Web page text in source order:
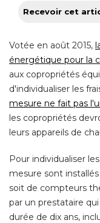
Recevoir cet
Votée en août 2015,
énergétique pour la
aux copropriétés
d'individualiser les
mesure ne fait pas
les copropriétés
leurs appareils de
Pour individualiser
mesure sont
soit de compteurs
par un prestataire
durée de dix ans,